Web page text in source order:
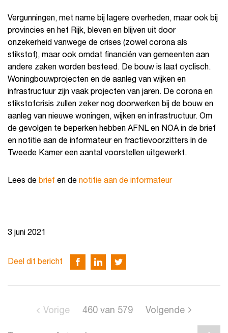
Vergunningen, met name bij lagere overheden, maar ook bij
provincies en het Rijk, bleven en blijven uit door
onzekerheid vanwege de crises (zowel corona als
stikstof), maar ook omdat financiën van gemeenten aan
andere zaken worden besteed. De bouw is laat cyclisch.
Woningbouwprojecten en de aanleg van wijken en
infrastructuur zijn vaak projecten van jaren. De corona en
stikstofcrisis zullen zeker nog doorwerken bij de bouw en
aanleg van nieuwe woningen, wijken en infrastructuur. Om
de gevolgen te beperken hebben AFNL en NOA in de brief
en notitie aan de informateur en fractievoorzitters in de
Tweede Kamer een aantal voorstellen uitgewerkt.
Lees de brief en de notitie aan de informateur
3 juni 2021
Deel dit bericht
Vorige 460 van 579 Volgende